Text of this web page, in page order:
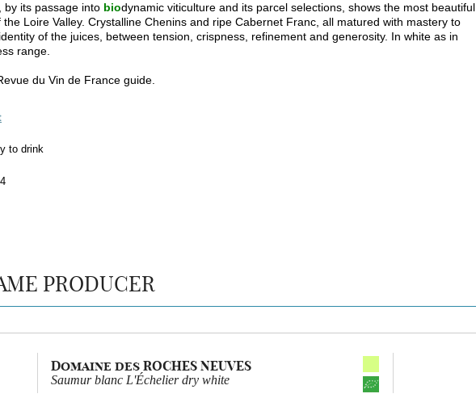
by its passage into biodynamic viticulture and its parcel selections, shows the most beautiful
Loire Valley. Crystalline Chenins and ripe Cabernet Franc, all matured with mastery to
of the juices, between tension, crispness, refinement and generosity. In white as in
range.
du Vin de France guide.
to drink
PRODUCER
Domaine des ROCHES NEUVES
Saumur blanc L'Échelier dry white